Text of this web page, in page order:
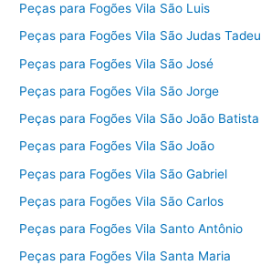
Peças para Fogões Vila São Luis
Peças para Fogões Vila São Judas Tadeu
Peças para Fogões Vila São José
Peças para Fogões Vila São Jorge
Peças para Fogões Vila São João Batista
Peças para Fogões Vila São João
Peças para Fogões Vila São Gabriel
Peças para Fogões Vila São Carlos
Peças para Fogões Vila Santo Antônio
Peças para Fogões Vila Santa Maria